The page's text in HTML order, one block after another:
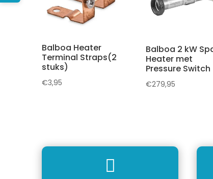
Balboa Heater
Terminal Straps(2
stuks)
€3,95
Balboa 2 kW
Heater met
Pressure Switch
€279,95
